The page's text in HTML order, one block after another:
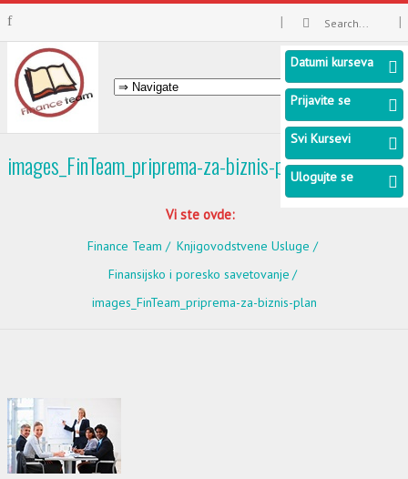
images_FinTeam_priprema-za-biznis-plan
Vi ste ovde:
Finance Team
Knjigovodstvene Usluge
Finansijsko i poresko savetovanje
images_FinTeam_priprema-za-biznis-plan
Datumi kurseva
Prijavite se
Svi Kursevi
Ulogujte se